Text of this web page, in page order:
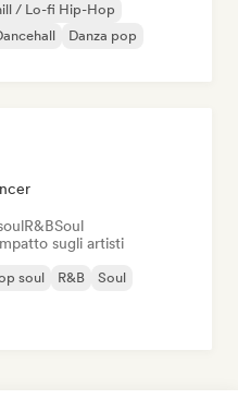
/ Lo-fi Hip-Hop
Danza pop
R&BSoul
sugli artisti
soul R&B
Soul